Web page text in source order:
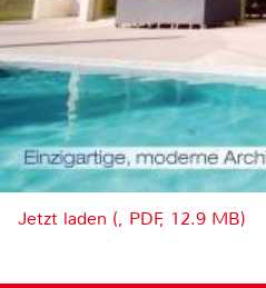
Jetzt laden (, PDF, 12.9 MB)